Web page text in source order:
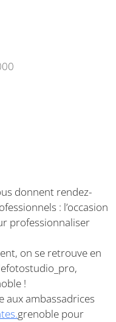
donnent rendez-
: l’occasion
professionnaliser
on se retrouve en
!
aux ambassadrices
grenoble pour